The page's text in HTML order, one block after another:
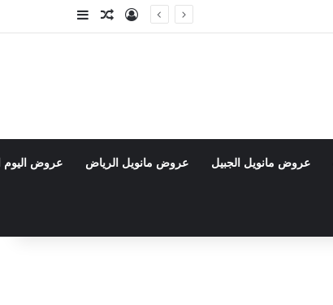
تسجيل الدخول
مقال عشوائي
إضافة عمود
عروض مانويل الجبيل عروض مانويل الرياض عروض اليوم